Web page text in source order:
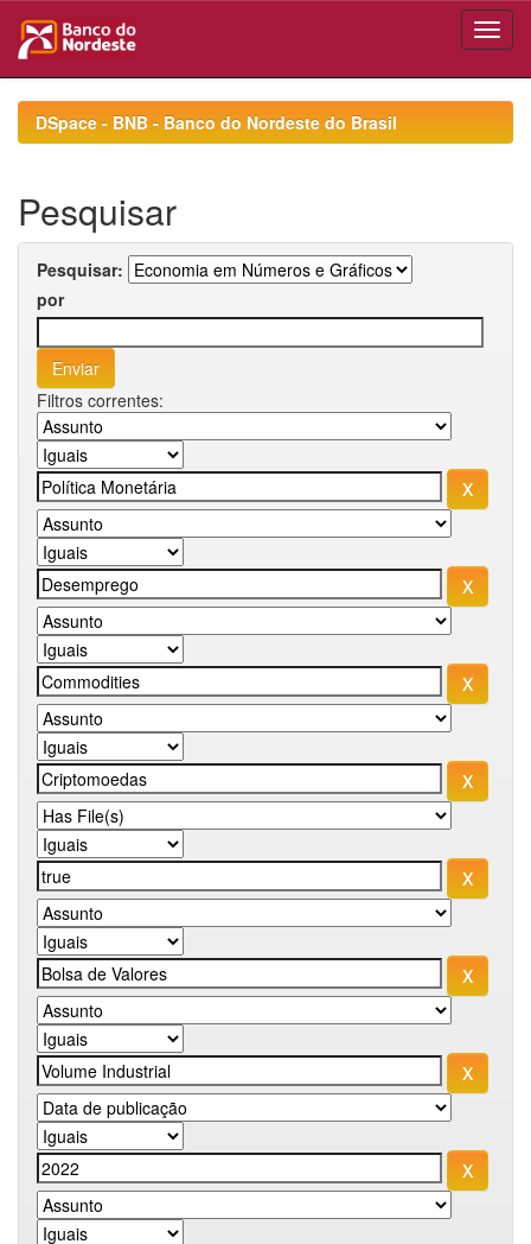
navigationDSpace - BNB - Banco do Nordeste do Brasil
Pesquisar
Pesquisar:
por
Filtros correntes: